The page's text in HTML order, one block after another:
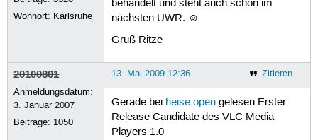
Wohnort: Karlsruhe
behandelt und steht auch schon im
nächsten UWR. ☺
Gruß Ritze
20100801
Anmeldungsdatum:
3. Januar 2007
Beiträge: 1050
Zitieren
13. Mai 2009 12:36
Gerade bei heise opengelesen Erster
Release Candidate des VLC Media
Players 1.0